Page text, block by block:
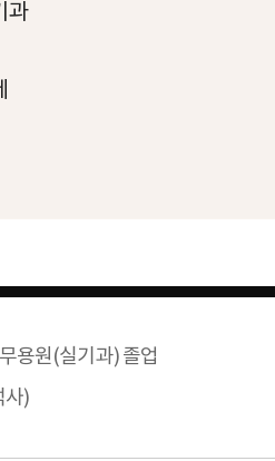
과
용원(실기과) 졸업
사)